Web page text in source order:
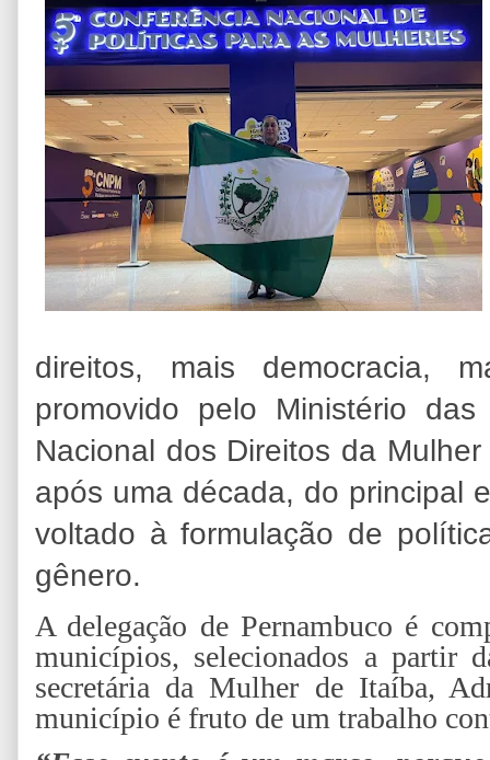
direitos, mais democracia,
promovido pelo Ministério
Nacional dos Direitos da
após uma década, do principal
voltado à formulação de
gênero.
A delegação de Pernambuco é
municípios, selecionados a partir
secretária da Mulher de Itaíba,
município é fruto de um trabalho